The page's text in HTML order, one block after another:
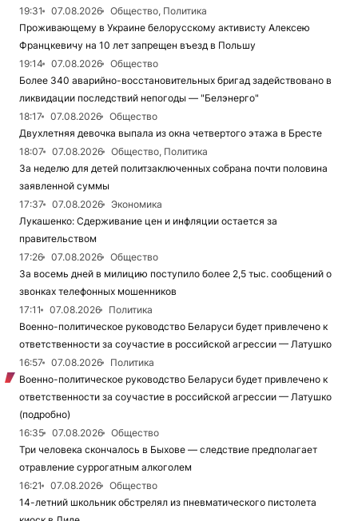
19:31
07.08.2026
Общество, Политика
Проживающему в Украине белорусскому активисту Алексею
Францкевичу на 10 лет запрещен въезд в Польшу
19:14
07.08.2026
Общество
Более 340 аварийно-восстановительных бригад задействовано в
ликвидации последствий непогоды — "Белэнерго"
18:17
07.08.2026
Общество
Двухлетняя девочка выпала из окна четвертого этажа в Бресте
18:07
07.08.2026
Общество, Политика
За неделю для детей политзаключенных собрана почти половина
заявленной суммы
17:37
07.08.2026
Экономика
Лукашенко: Сдерживание цен и инфляции остается за
правительством
17:26
07.08.2026
Общество
За восемь дней в милицию поступило более 2,5 тыс. сообщений о
звонках телефонных мошенников
17:11
07.08.2026
Политика
Военно-политическое руководство Беларуси будет привлечено к
ответственности за соучастие в российской агрессии — Латушко
16:57
07.08.2026
Политика
Военно-политическое руководство Беларуси будет привлечено к
ответственности за соучастие в российской агрессии — Латушко
(подробно)
16:35
07.08.2026
Общество
Три человека скончалось в Быхове — следствие предполагает
отравление суррогатным алкоголем
16:21
07.08.2026
Общество
14-летний школьник обстрелял из пневматического пистолета